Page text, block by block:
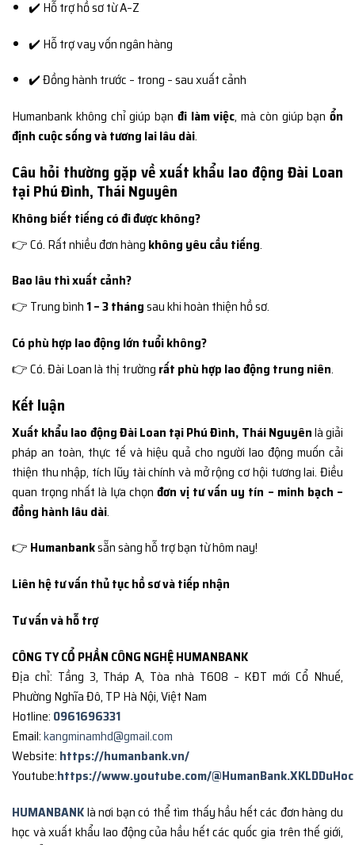
✔️ Hỗ trợ hồ sơ từ A–Z
✔️ Hỗ trợ vay vốn ngân hàng
✔️ Đồng hành trước – trong – sau xuất cảnh
Humanbank không chỉ giúp bạn đi làm việc, mà còn giúp bạn ổn
định cuộc sống và tương lai lâu dài.
Câu hỏi thường gặp về xuất khẩu lao động Đài Loan
tại Phú Đình, Thái Nguyên
Không biết tiếng có đi được không?
👉 Có. Rất nhiều đơn hàng không yêu cầu tiếng.
Bao lâu thì xuất cảnh?
👉 Trung bình 1 – 3 thángsau khi hoàn thiện hồ sơ.
Có phù hợp lao động lớn tuổi không?
👉 Có. Đài Loan là thị trường rất phù hợp lao động trung niên.
Kết luận
Xuất khẩu lao động Đài Loan tại Phú Đình, Thái Nguyênlà giải
pháp an toàn, thực tế và hiệu quả cho người lao động muốn cải
thiện thu nhập, tích lũy tài chính và mở rộng cơ hội tương lai. Điều
quan trọng nhất là lựa chọn đơn vị tư vấn uy tín – minh bạch –
đồng hành lâu dài.
👉 Humanbanksẵn sàng hỗ trợ bạn từ hôm nay!
Liên hệ tư vấn thủ tục hồ sơ và tiếp nhận
Tư vấn và hỗ trợ
CÔNG TY CỔ PHẦN CÔNG NGHỆ HUMANBANK
Địa chỉ: Tầng 3, Tháp A, Tòa nhà T608 – KĐT mới Cổ Nhuế,
Phường Nghĩa Đô, TP Hà Nội, Việt Nam
Hotline: 0961696331
Email:kangminamhd@gmail.com
Website: https://humanbank.vn/
Youtube:https://www.youtube.com/@HumanBank.XKLDDuHoc
HUMANBANKlà nơi bạn có thể tìm thấy hầu hết các đơn hàng du
học và xuất khẩu lao động của hầu hết các quốc gia trên thế giới,